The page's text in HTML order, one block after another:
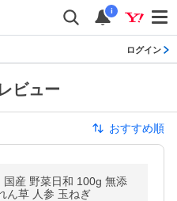
i
ログイン
ビュー
おすすめ順
産 野菜日和 100g 無添
ん草 人参 玉ねぎ